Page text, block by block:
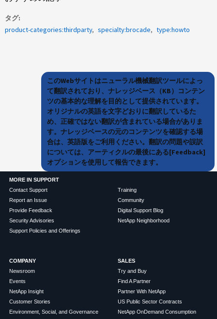
タグ
product-categories:thirdparty
specialty:brocade type:howto
このWebサイトはニューラル機械翻訳ツールによっ
て翻訳されており、ナレッジベース（KB）コンテン
ツの基本的な理解を目的として提供されています。
オリジナルの英語を文字どおりに翻訳しているた
め、正確ではない翻訳が含まれている場合がありま
す。ナレッジベースの元のコンテンツを確認する場
合は、英語版をご利用ください。翻訳の問題や誤訳
については、アーティクルの最後にある[Feedback]
オプションを使用して報告できます。
MORE IN SUPPORT
Contact Support
Report an Issue
Provide Feedback
Security Advisories
Support Policies and Offerings
Training
Community
Digital Support Blog
NetApp Neighborhood
COMPANY
Newsroom
Events
NetApp Insight
Customer Stories
Environment, Social, and Governance
SALES
Try and Buy
Find A Partner
Partner With NetApp
US Public Sector Contracts
NetApp OnDemand Consumption